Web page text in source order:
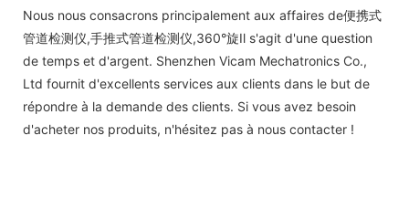
Nous nous consacrons principalement aux affaires de便携式
管道检测仪,手推式管道检测仪,360°旋Il s'agit d'une question
de temps et d'argent. Shenzhen Vicam Mechatronics Co.,
Ltd fournit d'excellents services aux clients dans le but de
répondre à la demande des clients. Si vous avez besoin
d'acheter nos produits, n'hésitez pas à nous contacter !